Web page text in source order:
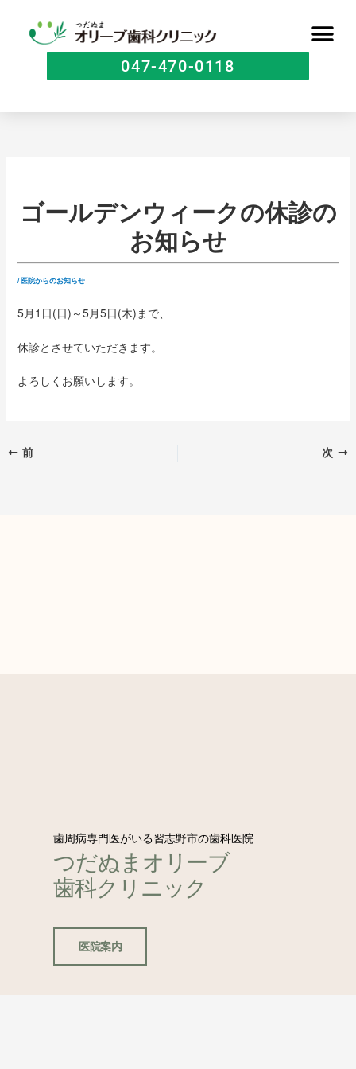
047-470-0118
ゴールデンウィークの休診の
お知らせ
/医院からのお知らせ
5月1日(日)～5月5日(木)まで、
休診とさせていただきます。
よろしくお願いします。
前 次
歯周病専門医がいる習志野市の歯科医院
つだぬまオリーブ
歯科クリニック
医院案内